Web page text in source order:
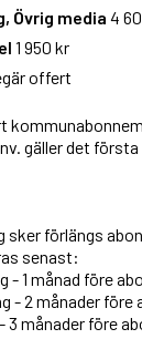
Övrig media 4
1 950 kr
offert
gäller det
sker förlängs
senast:
- 1 månad före
- 2 månader
3 månader före